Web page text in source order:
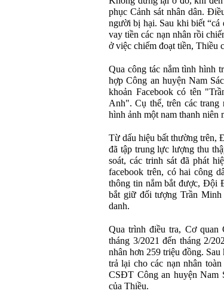
phục Cảnh sát nhân dân.
người bị hại. Sau khi biết “cá
vay tiền các nạn nhân rồi
ở việc chiếm đoạt tiền, Thiều
Qua công tác nắm tình hình
hợp Công an huyện Nam
khoản Facebook có tên
Anh". Cụ thể, trên các trang
hình ảnh một nam thanh niên
Từ dấu hiệu bất thường trên,
đã tập trung lực lượng thu
soát, các trinh sát đã phát
facebook trên, có hai công
thông tin nắm bắt được, Đội
bắt giữ đối tượng Trần
danh.
Qua trình điều tra, Cơ
tháng 3/2021 đến tháng 2/
nhân hơn 259 triệu đồng.
trả lại cho các nạn nhân
CSĐT Công an huyện Nam
của Thiều.